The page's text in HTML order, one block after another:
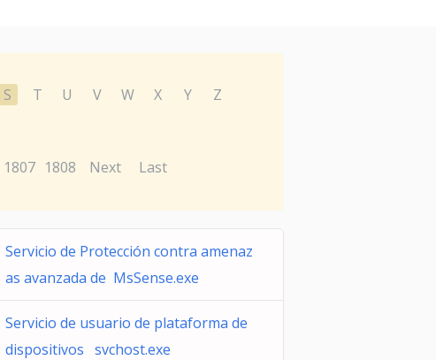
S T U V W X Y
Z
1807 1808 Next Last
Servicio de Protección contra amenaz
as avanzada de MsSense.exe
Servicio de usuario de plataforma de
dispositivos svchost.exe